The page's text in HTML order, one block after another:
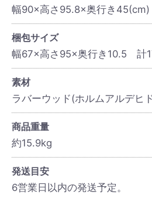
幅90×高さ95.8×奥行き45(cm)
梱包サイズ
幅67×高さ95×奥行き10.5 計
素材
ラバーウッド(ホルムアルデヒ
商品重量
約15.9kg
発送目安
6営業日以内の発送予定。